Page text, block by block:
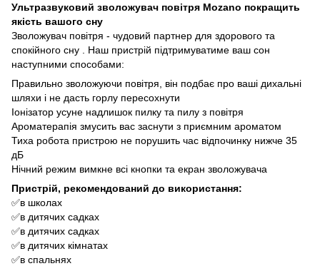
Ультразвуковий зволожувач повітря Mozano покращить
якість вашого сну
Зволожувач повітря - чудовий партнер для здорового та
спокійного сну . Наш пристрій підтримуватиме ваш сон
наступними способами:
Правильно зволожуючи повітря, він подбає про ваші дихальні
шляхи і не дасть горлу пересохнути
Іонізатор усуне надлишок пилку та пилу з повітря
Ароматерапія змусить вас заснути з приємним ароматом
Тиха робота пристрою не порушить час відпочинку нижче 35
дБ
Нічний режим вимкне всі кнопки та екран зволожувача
Пристрій, рекомендований до використання:
✅в школах
✅в дитячих садках
✅в дитячих садках
✅в дитячих кімнатах
✅в спальнях